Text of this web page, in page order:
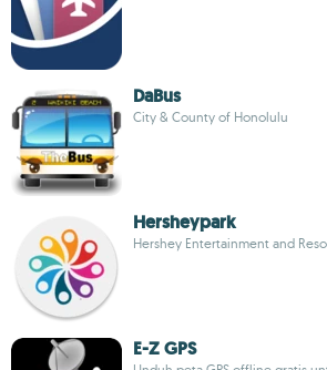
DaBus
City & County of Honolulu
Hersheypark
Hershey Entertainment and Reso
E-Z GPS